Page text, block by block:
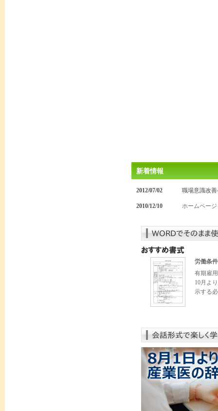
新着情報
2012/07/02 職場意識改善
2010/12/10 ホームペー
労働条
有期雇
10月よ
示する